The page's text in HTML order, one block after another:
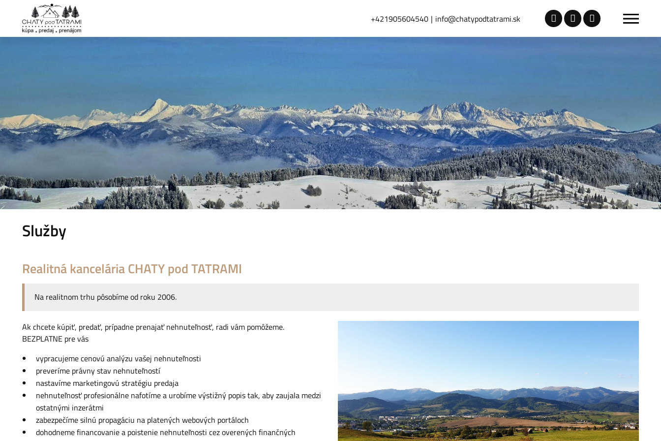
+421905604540 info@chatypodtatrami.sk
Služby
Realitná kancelária CHATY pod TATRAMI
Na realitnom trhu pôsobíme od roku 2006.
Ak chcete kúpiť, predať, prípadne prenajať nehnuteľnosť, radi vám pomôžeme.
BEZPLATNE pre vás
vypracujeme cenovú analýzu vašej nehnuteľnosti
preveríme právny stav nehnuteľností
nastavíme marketingovú stratégiu predaja
nehnuteľnosť profesionálne nafotíme a urobíme výstižný popis tak, aby zaujala medzi
ostatnými inzerátmi
zabezpečíme silnú propagáciu na platených webových portáloch
dohodneme financovanie a poistenie nehnuteľnosti cez overených finančných